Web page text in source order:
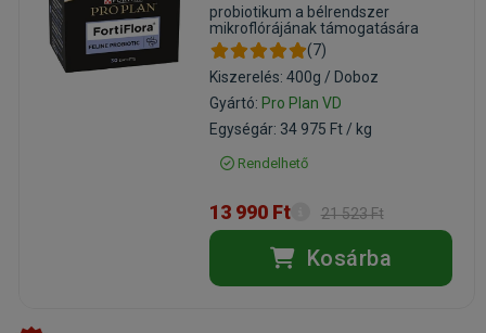
probiotikum a bélrendszer
mikroflórájának támogatására
(7)
Kiszerelés: 400g / Doboz
Gyártó: Pro Plan VD
Egységár: 34 975 Ft / kg
Rendelhető
13 990 Ft 21 523 Ft
Kosárba